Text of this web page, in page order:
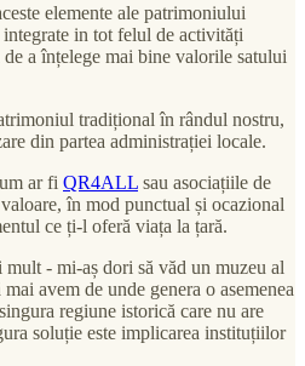
elemente ale patrimoniului
in tot felul de activități
a înțelege mai bine valorile satului
tradițional în rândul nostru,
din partea administrației locale.
ar fi QR4ALL sau asociațiile de
în mod punctual și ocazional
ce ți-l oferă viața la țară.
- mi-aș dori să văd un muzeu al
avem de unde genera o asemenea
regiune istorică care nu are
soluție este implicarea instituțiilor